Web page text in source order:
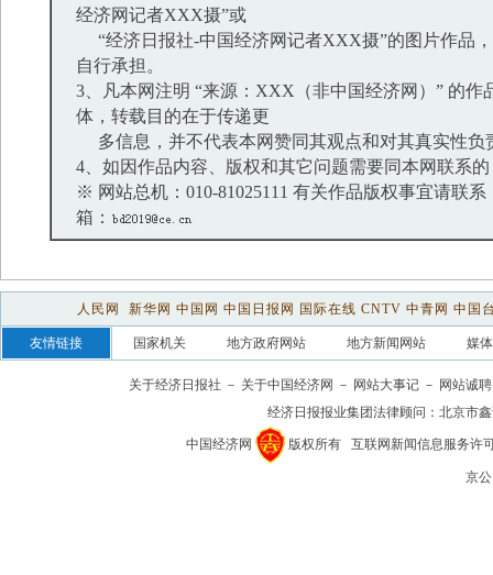
经济网记者XXX摄”或
“经济日报社-中国经济网记者XXX摄”的图片作品
自行承担。
3、凡本网注明 “来源：XXX（非中国经济网）” 的作
体，转载目的在于传递更
多信息，并不代表本网赞同其观点和对其真实性负
4、如因作品内容、版权和其它问题需要同本网联系
※ 网站总机：010-81025111 有关作品版权事宜请联系
箱：
人民网 新华网 中国网 中国日报网 国际在线 CNTV 中青网 中国
友情链接 国家机关 地方政府网站 地方新闻网站 媒
关于经济日报社 － 关于中国经济网 － 网站大事记 － 网站诚聘
经济日报报业集团法律顾问： 北京市
中国经济网 版权所有 互联网新闻信息服务许
京